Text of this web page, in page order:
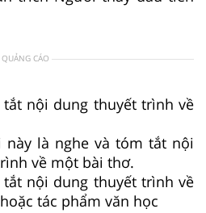
QUẢNG CÁO
nội dung thuyết trình về
này là nghe và tóm tắt nội
về một bài thơ.
nội dung thuyết trình về
tác phẩm văn học